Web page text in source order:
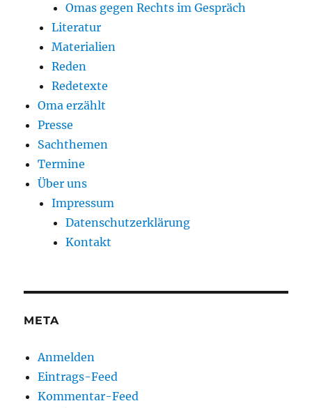
Omas gegen Rechts im Gespräch
Literatur
Materialien
Reden
Redetexte
Oma erzählt
Presse
Sachthemen
Termine
Über uns
Impressum
Datenschutzerklärung
Kontakt
META
Anmelden
Eintrags-Feed
Kommentar-Feed